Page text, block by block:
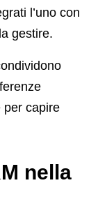
l’uno con
gestire.
per capire
nella